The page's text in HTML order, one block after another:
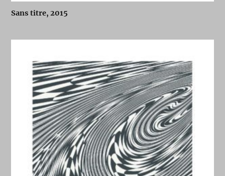
Sans titre, 2015